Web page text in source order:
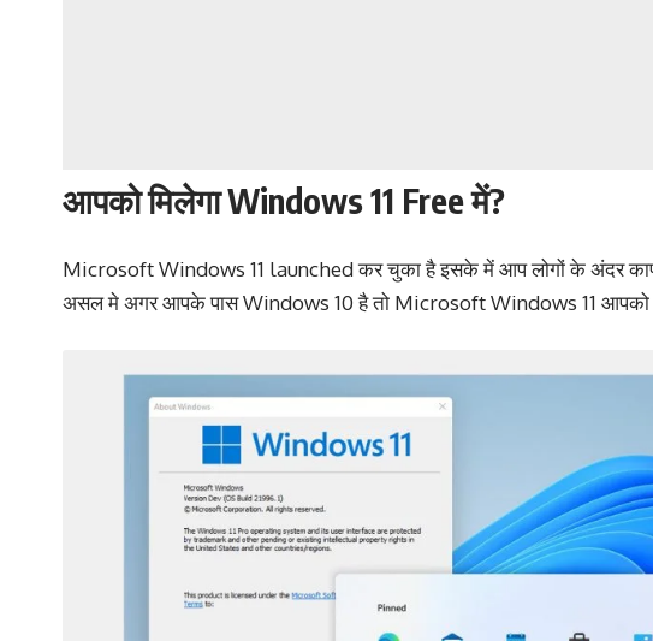
आपको मिलेगा Windows 11 Free में?
Microsoft Windows 11 launched कर चुका है इसके में आप लोगों के अंदर
असल मे अगर आपके पास Windows 10 है तो Microsoft Windows 11 आपको